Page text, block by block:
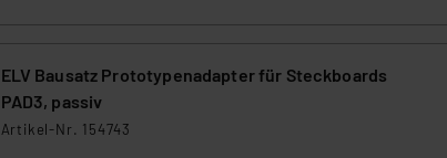
ELV Bausatz Prototypenadapter für Steckboards
PAD3, passiv
Artikel-Nr. 154743